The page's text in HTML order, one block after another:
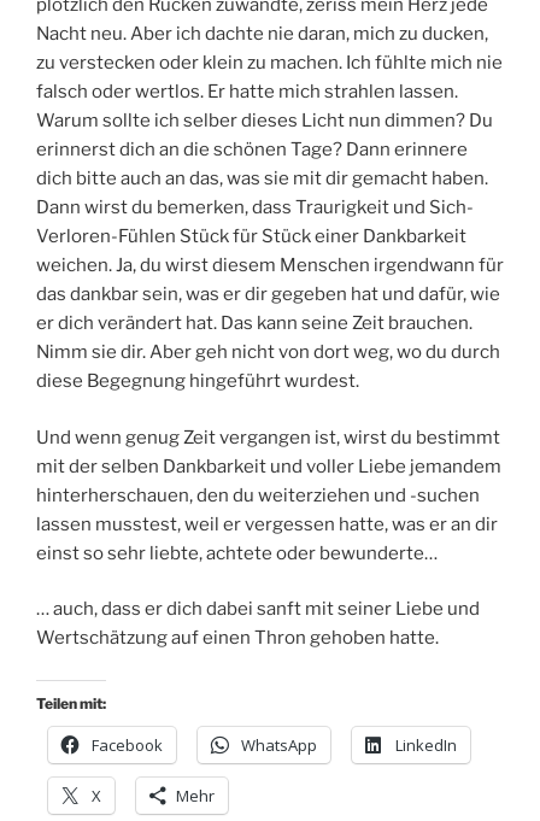
plötzlich den Rücken zuwandte, zeriss mein Herz jede
Nacht neu. Aber ich dachte nie daran, mich zu ducken,
zu verstecken oder klein zu machen. Ich fühlte mich nie
falsch oder wertlos. Er hatte mich strahlen lassen.
Warum sollte ich selber dieses Licht nun dimmen? Du
erinnerst dich an die schönen Tage? Dann erinnere
dich bitte auch an das, was sie mit dir gemacht haben.
Dann wirst du bemerken, dass Traurigkeit und Sich-
Verloren-Fühlen Stück für Stück einer Dankbarkeit
weichen. Ja, du wirst diesem Menschen irgendwann für
das dankbar sein, was er dir gegeben hat und dafür, wie
er dich verändert hat. Das kann seine Zeit brauchen.
Nimm sie dir. Aber geh nicht von dort weg, wo du durch
diese Begegnung hingeführt wurdest.
Und wenn genug Zeit vergangen ist, wirst du bestimmt
mit der selben Dankbarkeit und voller Liebe jemandem
hinterherschauen, den du weiterziehen und -suchen
lassen musstest, weil er vergessen hatte, was er an dir
einst so sehr liebte, achtete oder bewunderte…
… auch, dass er dich dabei sanft mit seiner Liebe und
Wertschätzung auf einen Thron gehoben hatte.
Teilen mit:
Facebook WhatsApp LinkedIn
X Mehr